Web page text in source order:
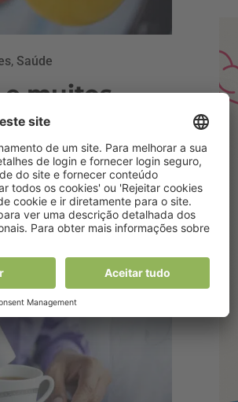
, Saúde
muitos
“não têm